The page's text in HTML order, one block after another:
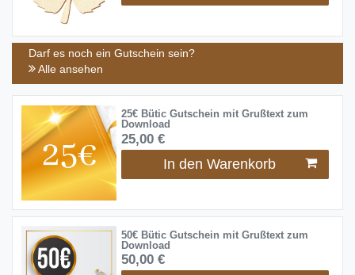
Darf es noch ein Gutschein sein?
Alle ansehen
25€ Bütic Gutschein mit Grußtext zum
Download
25,00 €
In den Warenkorb
50€ Bütic Gutschein mit Grußtext zum
Download
50,00 €